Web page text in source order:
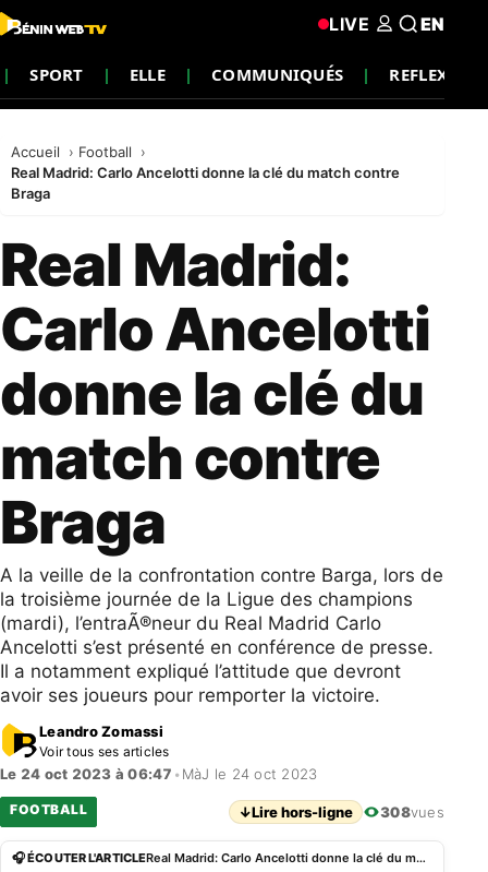
SPORT ELLE COMMUNIQUÉS REFLEXION
LIVE EN
Accueil
Football
Real Madrid: Carlo Ancelotti donne la clé du match contre
Braga
Real Madrid:
Carlo Ancelotti
donne la clé du
match contre
Braga
A la veille de la confrontation contre Barga, lors de
la troisième journée de la Ligue des champions
(mardi), l’entraÃ®neur du Real Madrid Carlo
Ancelotti s’est présenté en conférence de presse.
Il a notamment expliqué l’attitude que devront
avoir ses joueurs pour remporter la victoire.
Leandro Zomassi
Voir tous ses articles
Le 24 oct 2023 à 06:47 • MàJ le 24 oct 2023
FOOTBALL ↓Lire hors-ligne 308vues
🎧 ÉCOUTER L'ARTICLE Real Madrid: Carlo Ancelotti donne la clé du match contre Braga